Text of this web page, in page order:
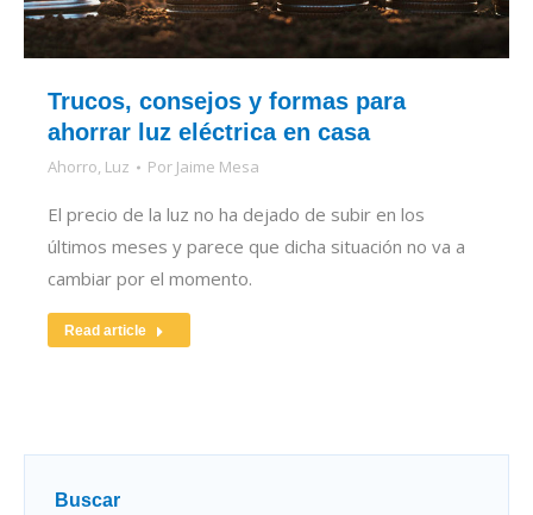
Trucos, consejos y formas para
ahorrar luz eléctrica en casa
Ahorro, Luz Por Jaime Mesa
El precio de la luz no ha dejado de subir en los
últimos meses y parece que dicha situación no va a
cambiar por el momento.
Read article
Buscar